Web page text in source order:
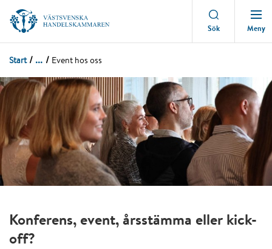
Sök Meny
Start ... Event hos oss
Konferens, event, årsstämma eller kick-
off?